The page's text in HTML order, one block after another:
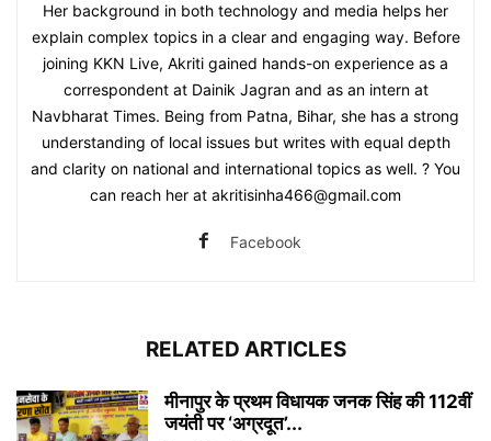
Her background in both technology and media helps her
explain complex topics in a clear and engaging way. Before
joining KKN Live, Akriti gained hands-on experience as a
correspondent at Dainik Jagran and as an intern at
Navbharat Times. Being from Patna, Bihar, she has a strong
understanding of local issues but writes with equal depth
and clarity on national and international topics as well. ? You
can reach her at akritisinha466@gmail.com
Facebook
RELATED ARTICLES
मीनापुर के प्रथम विधायक जनक सिंह की 112वीं
जयंती पर ‘अग्रदूत’...